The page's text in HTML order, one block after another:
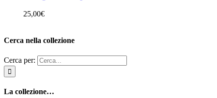
25,00€
Cerca nella collezione
Cerca per:
La collezione…